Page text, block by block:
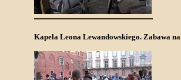
Kapela Leona Lewandowskiego. Zabawa